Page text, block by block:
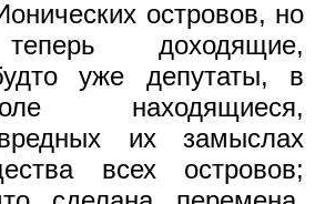
островов, но
доходящие,
уже депутаты, в
находящиеся,
их замыслах
всех островов;